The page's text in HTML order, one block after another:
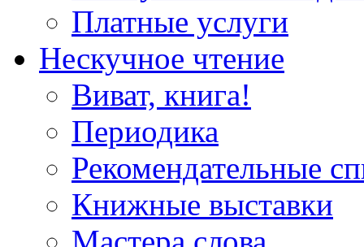
Платные услуги
Нескучное чтение
Виват, книга!
Периодика
Рекомендательные
Книжные выставки